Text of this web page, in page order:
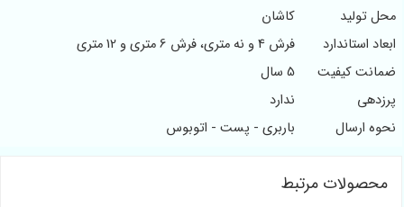
محل تولید
کاشان
ابعاد استاندارد
فرش 4 و نه متری، فرش 6 متری و 12 متری
ضمانت کیفیت
5 سال
پرزدهی
ندارد
نحوه ارسال
باربری - پست - اتوبوس
محصولات مرتبط